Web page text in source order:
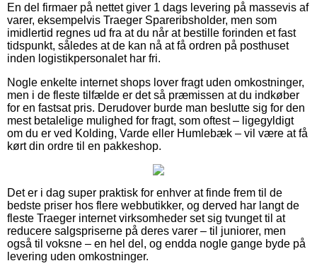
En del firmaer på nettet giver 1 dags levering på massevis af
varer, eksempelvis Traeger Spareribsholder, men som
imidlertid regnes ud fra at du når at bestille forinden et fast
tidspunkt, således at de kan nå at få ordren på posthuset
inden logistikpersonalet har fri.
Nogle enkelte internet shops lover fragt uden omkostninger,
men i de fleste tilfælde er det så præmissen at du indkøber
for en fastsat pris. Derudover burde man beslutte sig for den
mest betalelige mulighed for fragt, som oftest – ligegyldigt
om du er ved Kolding, Varde eller Humlebæk – vil være at få
kørt din ordre til en pakkeshop.
Det er i dag super praktisk for enhver at finde frem til de
bedste priser hos flere webbutikker, og derved har langt de
fleste Traeger internet virksomheder set sig tvunget til at
reducere salgspriserne på deres varer – til juniorer, men
også til voksne – en hel del, og endda nogle gange byde på
levering uden omkostninger.